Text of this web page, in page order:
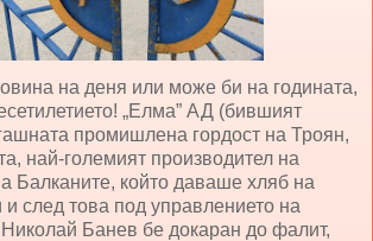
на деня или може би на годината,
„Елма” АД (бившият
промишлена гордост на Троян,
най-големият производител на
Балканите, който даваше хляб на
след това под управлението на
Николай Банев бе докаран до фалит,